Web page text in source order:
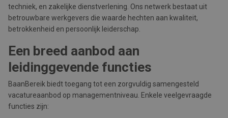
techniek, en zakelijke dienstverlening. Ons netwerk bestaat uit
betrouwbare werkgevers die waarde hechten aan kwaliteit,
betrokkenheid en persoonlijk leiderschap.
Een breed aanbod aan
leidinggevende functies
BaanBereik biedt toegang tot een zorgvuldig samengesteld
vacatureaanbod op managementniveau. Enkele veelgevraagde
functies zijn: